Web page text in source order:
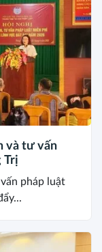
và tư vấn
Trị
pháp luật